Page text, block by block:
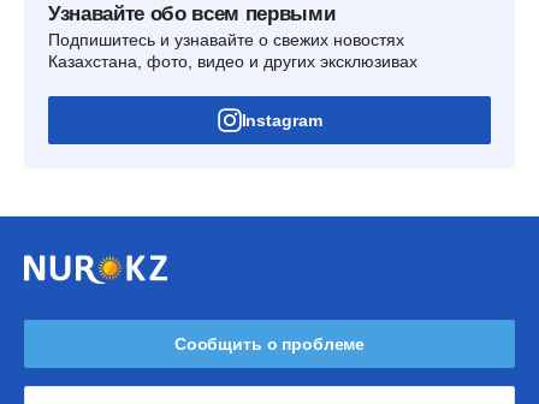
Узнавайте обо всем первыми
Подпишитесь и узнавайте о свежих новостях
Казахстана, фото, видео и других эксклюзивах
Instagram
Сообщить о проблеме